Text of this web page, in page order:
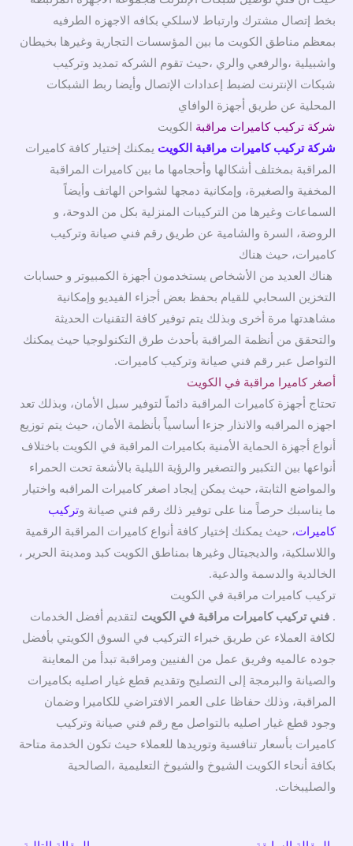
بخط إتصال مشترك وارتباط لاسلكي بكافه الاجهزه الطرفيه
بمعظم مناطق الكويت ما بين المؤسسات التجارية وغيرها بخيطان
واشبيلية ،والرفعي والري ،حيث تقوم الشركه تمديد وتركيب
شبكات الإنترنت لضبط إعدادات الإتصال وأيضا ربط الشبكات
المحلية عن طريق أجهزة الوافاي
شركة تركيب كاميرات مراقبة الكويت
شركة تركيب كاميرات مراقبة الكويت يمكنك إختيار كافة كاميرات
المراقبة بمختلف أشكالها وأحجامها ما بين كاميرات المراقبة
المخفية والصغيرة، وإمكانية دمجها لشواحن الهاتف وأيضاً
السماعات وغيرها من التركيبات المنزلية بكل من الدوحة، و
الروضة، السرة والشامية عن طريق رقم فني صيانة وتركيب
كاميرات، حيث هناك
هناك العديد من الأشخاص يستخدمون أجهزة الكمبيوتر و حسابات
التخزين السحابي للقيام بحفظ بعض أجزاء الفيديو وإمكانية
مشاهدتها مرة أخرى وبذلك يتم توفير كافة التقنيات الحديثة
والتحقق من أنظمة المراقبة بأحدث طرق التكنولوجيا حيث يمكنك
التواصل عبر رقم فني صيانة وتركيب كاميرات.
أصغر كاميرا مراقبة في الكويت
تحتاج أجهزة كاميرات المراقبة دائماً لتوفير سبل الأمان، وبذلك تعد
اجهزه المراقبه والانذار جزءا أساسياً بأنظمة الأمان، حيث يتم توزيع
أنواع أجهزة الحماية الأمنية بكاميرات المراقبة في الكويت باختلاف
أنواعها بين التكبير والتصغير والرؤية الليلية بالأشعة تحت الحمراء
والمواضع الثابتة، حيث يمكن إيجاد اصغر كاميرات المراقبه واختيار
ما يناسبك حرصاً منا على توفير ذلك رقم فني صيانة وتركيب
كاميرات، حيث يمكنك إختيار كافة أنواع كاميرات المراقبة الرقمية
واللاسلكية، والديجيتال وغيرها بمناطق الكويت كبد ومدينة الحرير ،
الخالدية والدسمة والدعية.
تركيب كاميرات مراقبة في الكويت
.فني تركيب كاميرات مراقبة في الكويت لتقديم أفضل الخدمات
لكافة العملاء عن طريق خبراء التركيب في السوق الكويتي بأفضل
جوده عالميه وفريق عمل من الفنيين ومراقبة تبدأ من المعاينة
والصيانة والبرمجة إلى التصليح وتقديم قطع غيار اصليه بكاميرات
المراقبة، وذلك حفاظا على العمر الافتراضي للكاميرا وضمان
وجود قطع غيار اصليه بالتواصل مع رقم فني صيانة وتركيب
كاميرات بأسعار تنافسية وتوريدها للعملاء حيث تكون الخدمة متاحة
بكافة أنحاء الكويت الشيوخ والشيوخ التعليمية ،الصالحية
والصليبخات.